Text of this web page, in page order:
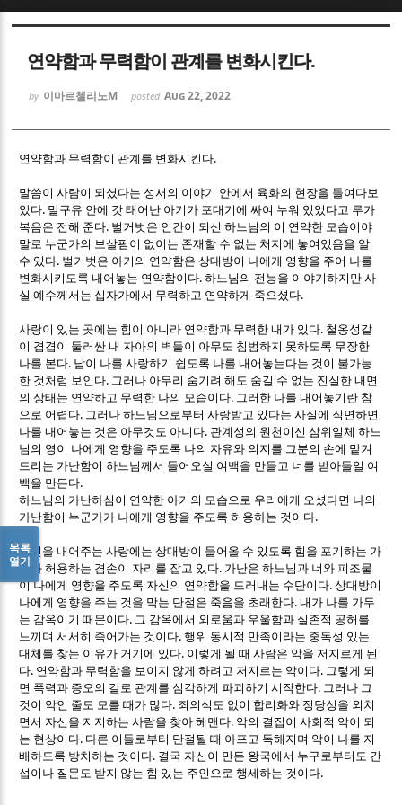
연약함과 무력함이 관계를 변화시킨다.
by 이마르첼리노M posted Aug 22, 2022
연약함과 무력함이 관계를 변화시킨다.
말씀이 사람이 되셨다는 성서의 이야기 안에서 육화의 현장을 들여다보
았다. 말구유 안에 갓 태어난 아기가 포대기에 싸여 누워 있었다고 루가
복음은 전해 준다. 벌거벗은 인간이 되신 하느님의 이 연약한 모습이야
말로 누군가의 보살핌이 없이는 존재할 수 없는 처지에 놓여있음을 알
수 있다. 벌거벗은 아기의 연약함은 상대방이 나에게 영향을 주어 나를
변화시키도록 내어놓는 연약함이다.하느님의 전능을 이야기하지만 사
실 예수께서는 십자가에서 무력하고 연약하게 죽으셨다.
사랑이 있는 곳에는 힘이 아니라 연약함과 무력한 내가 있다. 철옹성같
이 겹겹이 둘러싼 내 자아의 벽들이 아무도 침범하지 못하도록 무장한
나를 본다. 남이 나를 사랑하기 쉽도록 나를 내어놓는다는 것이 불가능
한 것처럼 보인다. 그러나 아무리 숨기려 해도 숨길 수 없는 진실한 내면
의 상태는 연약하고 무력한 나의 모습이다. 그러한 나를 내어놓기란 참
으로 어렵다. 그러나 하느님으로부터 사랑받고 있다는 사실에 직면하면
나를 내어놓는 것은 아무것도 아니다. 관계성의 원천이신 삼위일체 하느
님의 영이 나에게 영향을 주도록 나의 자유와 의지를 그분의 손에 맡겨
드리는 가난함이 하느님께서 들어오실 여백을 만들고 너를 받아들일 여
백을 만든다.
하느님의 가난하심이 연약한 아기의 모습으로 우리에게 오셨다면 나의
가난함이 누군가가 나에게 영향을 주도록 허용하는 것이다.
자신을 내어주는 사랑에는 상대방이 들어올 수 있도록 힘을 포기하는 가
난과 허용하는 겸손이 자리를 잡고 있다. 가난은 하느님과 너와 피조물
이 나에게 영향을 주도록 자신의 연약함을 드러내는 수단이다.상대방이
나에게 영향을 주는 것을 막는 단절은 죽음을 초래한다.내가 나를 가두
는 감옥이기 때문이다. 그 감옥에서 외로움과 우울함과 실존적 공허를
느끼며 서서히 죽어가는 것이다.행위 동시적 만족이라는 중독성 있는
대체를 찾는 이유가 거기에 있다. 이렇게 될 때 사람은 악을 저지르게 된
다. 연약함과 무력함을 보이지 않게 하려고 저지르는 악이다. 그렇게 되
면 폭력과 증오의 칼로 관계를 심각하게 파괴하기 시작한다. 그러나 그
것이 악인 줄도 모를 때가 많다. 죄의식도 없이 합리화와 정당성을 외치
면서 자신을 지지하는 사람을 찾아 헤맨다. 악의 결집이 사회적 악이 되
는 현상이다. 다른 이들로부터 단절될 때 아프고 독해지며 악이 나를 지
배하도록 방치하는 것이다. 결국 자신이 만든 왕국에서 누구로부터도 간
섭이나 질문도 받지 않는 힘 있는 주인으로 행세하는 것이다.
목록
열기
Sketchbook5, 스케치북5
Sketchbook5, 스케치북5
Sketchbook5, 스케치북5
Sketchbook5, 스케치북5